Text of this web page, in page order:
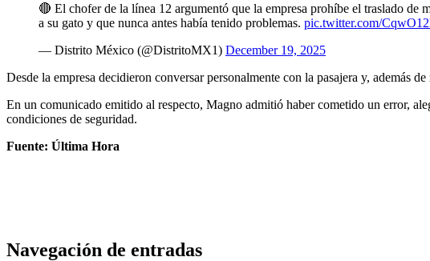
🔴 El chofer de la línea 12 argumentó que la empresa prohíbe el traslado de mascotas y pidió apoyo policial para sacarla del bus. La pasajera expresó su molestia y aseguró que siempre transporta así
a su gato y que nunca antes había tenido problemas. pic.twitter.com/
— Distrito México (@DistritoMX1) December 19, 2025
Desde la empresa decidieron conversar personalmente con la pasajera y, además
En un comunicado emitido al respecto, Magno admitió haber cometido un error,
condiciones de seguridad.
Fuente: Última Hora
Navegación de entradas